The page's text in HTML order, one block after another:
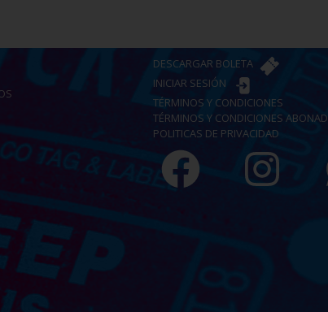
DESCARGAR BOLETA
INICIAR SESIÓN
TÉRMINOS Y CONDICIONES
TÉRMINOS Y CONDICIONES
POLITICAS DE PRIVACIDAD